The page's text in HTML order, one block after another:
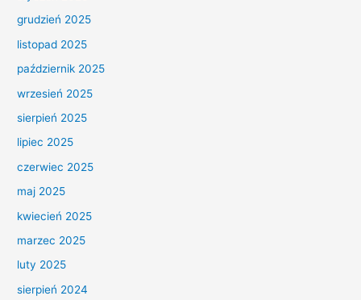
grudzień 2025
listopad 2025
październik 2025
wrzesień 2025
sierpień 2025
lipiec 2025
czerwiec 2025
maj 2025
kwiecień 2025
marzec 2025
luty 2025
sierpień 2024